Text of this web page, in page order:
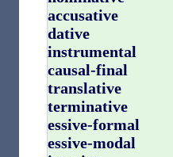
accusative
dative
instrumental
causal-final
translative
terminative
essive-formal
essive-modal